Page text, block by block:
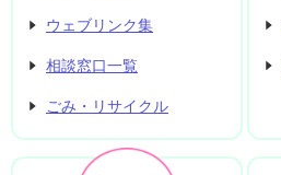
ウェブリンク集
相談窓口一覧
ごみ・リサイクル